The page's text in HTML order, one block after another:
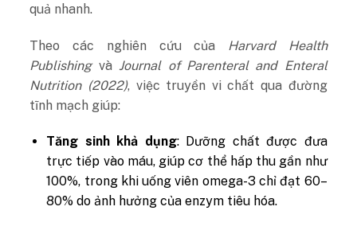
quả nhanh.
Theo các nghiên cứu của
Harvard Health
Publishingvà Journal of Parenteral and Enteral
Nutrition (2022), việc truyền vi chất qua đường
tĩnh mạch giúp:
Tăng sinh khả dụng: Dưỡng chất được đưa
trực tiếp vào máu, giúp cơ thể hấp thu gần như
100%, trong khi uống viên omega-3 chỉ đạt 60–
80% do ảnh hưởng của enzym tiêu hóa.